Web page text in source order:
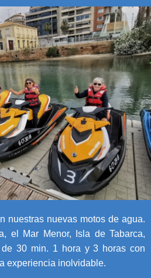
nuestras nuevas motos de agua.
el Mar Menor, Isla de Tabarca,
de 30 min. 1 hora y 3 horas con
experiencia inolvidable.